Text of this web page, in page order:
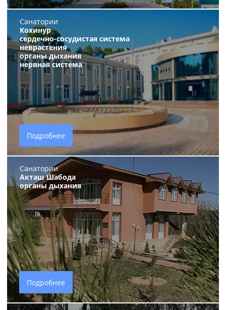
Санатории
Кохинур
сердечно-сосудистая система
неврастения
органы дыхания
нервная система
Подробнее
Санатории
Акташ Шабода
органы дыхания
Подробнее